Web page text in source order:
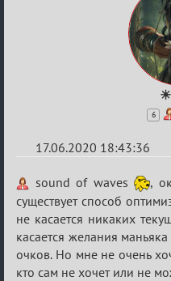
6
17.06.2020 18:43:36
Re:
Семейный
кубок
sound of waves
,
существует способ
не касается никаких
касается желания
очков. Но мне не очень
кто сам не хочет или не